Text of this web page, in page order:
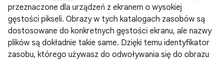
przeznaczone dla urządzeń z ekranem o wysokiej
gęstości pikseli. Obrazy w tych katalogach zasobów są
dostosowane do konkretnych gęstości ekranu, ale nazwy
plików są dokładnie takie same. Dzięki temu identyfikator
zasobu, którego używasz do odwoływania się do obrazu